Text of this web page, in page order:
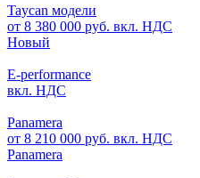
Taycan модели
от 8 380 000 руб. вкл. НДС
Новый
E-performance
вкл. НДС
Panamera
от 8 210 000 руб. вкл. НДС
Panamera